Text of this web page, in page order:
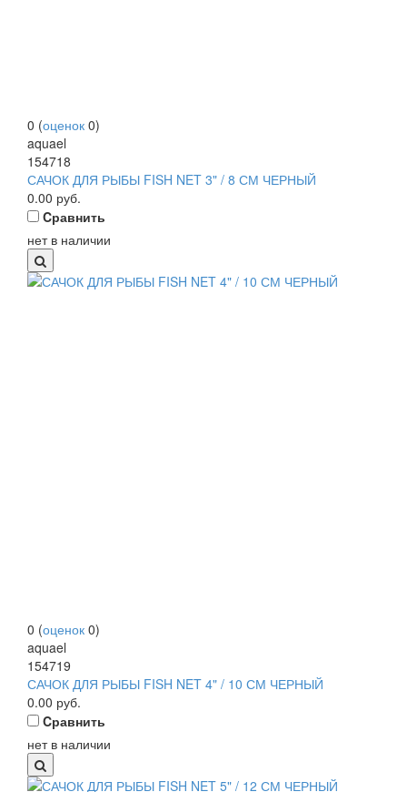
0 (оценок 0)
aquael
154718
САЧОК ДЛЯ РЫБЫ FISH NET 3" / 8 СМ ЧЕРНЫЙ
0.00 руб.
Cравнить
нет в наличии
0 (оценок 0)
aquael
154719
САЧОК ДЛЯ РЫБЫ FISH NET 4" / 10 СМ ЧЕРНЫЙ
0.00 руб.
Cравнить
нет в наличии